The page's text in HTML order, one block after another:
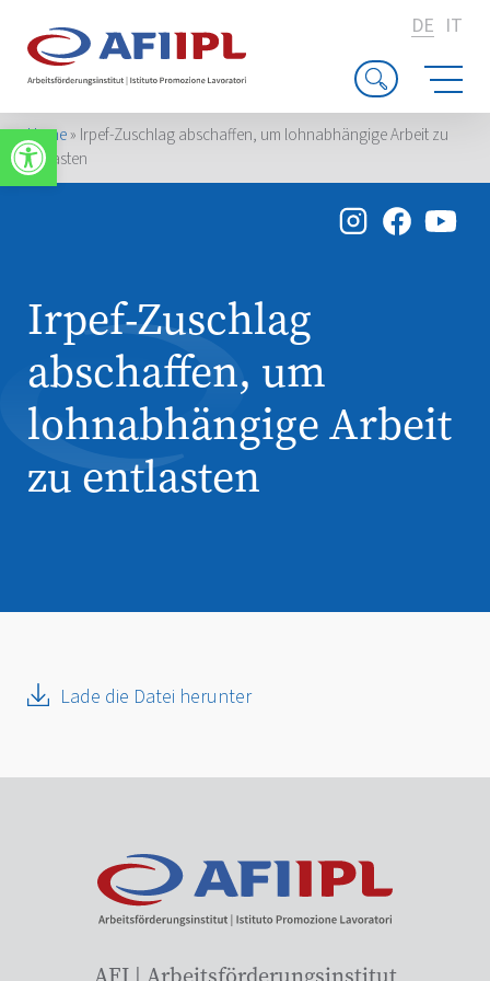
Werkzeugleiste öffnen
DE IT
Home» Irpef-Zuschlag abschaffen, um lohnabhängige Arbeit zu
entlasten
Irpef-Zuschlag
abschaffen, um
lohnabhängige Arbeit
zu entlasten
Lade die Datei herunter